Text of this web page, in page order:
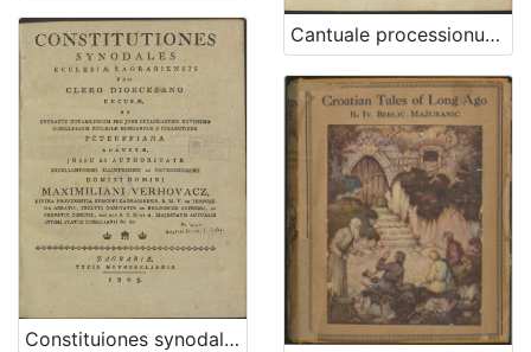
Cantuale processionum [pro ecclesia Zagrabiensi] ex veteri Zagrabiensis basilicae divi Stephani regis consuetudine institutum, zelo cultus divini firmatum, ac experimentali scientia probatorum virorum auctum, et approbatum
Constituiones synodales Ecclesiae Zagrabiensis pro clero dioecesano recusae et extractu notabiliorum pro jure ecclesiastico novissimo conciliorum ecclesiae Hungaricae e collectione Peterffiana adauctae / jussu et authoritate ... domini Maximiliani Verhovacz, divina providentia episcopi Zagrabiensis ...